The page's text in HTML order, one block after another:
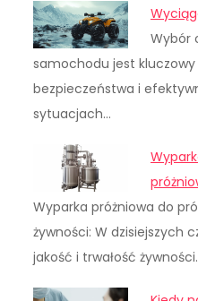
Wybór
samochodu jest
bezpieczeństwa i
sytuacjach…
Wyparka próżniowa do
żywności: W dzisiejszych
jakość i trwałość